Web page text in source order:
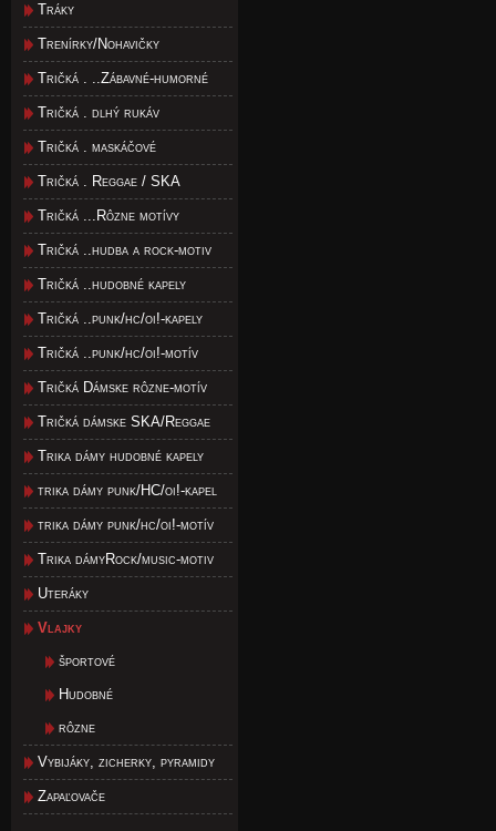
Tráky
Trenírky/Nohavičky
Tričká . ..Zábavné-humorné
Tričká . dlhý rukáv
Tričká . maskáčové
Tričká . Reggae / SKA
Tričká ...Rôzne motívy
Tričká ..hudba a rock-motiv
Tričká ..hudobné kapely
Tričká ..punk/hc/oi!-kapely
Tričká ..punk/hc/oi!-motív
Tričká Dámske rôzne-motív
Tričká dámske SKA/Reggae
Trika dámy hudobné kapely
trika dámy punk/HC/oi!-kapel
trika dámy punk/hc/oi!-motív
Trika dámyRock/music-motiv
Uteráky
Vlajky
športové
Hudobné
rôzne
Vybijáky, zicherky, pyramidy
Zapaľovače